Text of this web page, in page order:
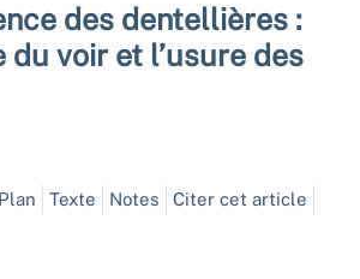
des dentellières :
du voir et l’usure des
Plan Texte Notes
Citer cet article